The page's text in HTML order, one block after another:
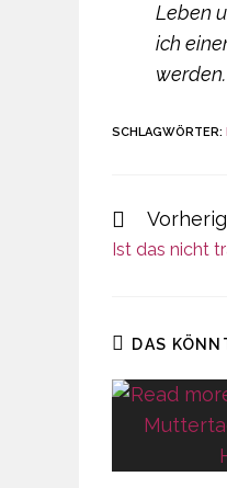
Leben
ich
SCHLAGWÖRTER:
Weitere
ansehen
Ist das nicht
DAS